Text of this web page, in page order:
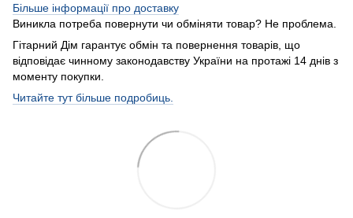
Більше інформації про доставку
Виникла потреба повернути чи обміняти товар? Не проблема.
Гітарний Дім гарантує обмін та повернення товарів, що
відповідає чинному законодавству України на протажі 14 днів з
моменту покупки.
Читайте тут більше подробиць.